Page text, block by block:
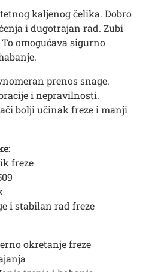
kaljenog čelika. Dobro
i dugotrajan rad. Zubi
omogućava sigurno
prenos snage.
i nepravilnosti.
bolji učinak freze i manji
freze
i stabilan rad freze
okretanje freze